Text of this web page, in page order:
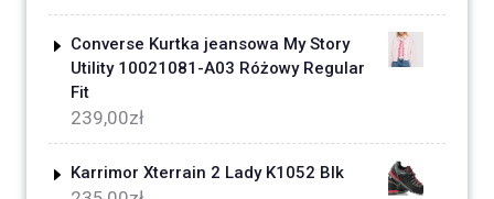
Converse Kurtka jeansowa My Story
Utility 10021081-A03 Różowy Regular
Fit
239,00zł
Karrimor Xterrain 2 Lady K1052 Blk